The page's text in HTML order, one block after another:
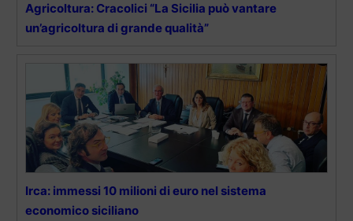
Agricoltura: Cracolici “La Sicilia può vantare
un’agricoltura di grande qualità”
Irca: immessi 10 milioni di euro nel sistema
economico siciliano